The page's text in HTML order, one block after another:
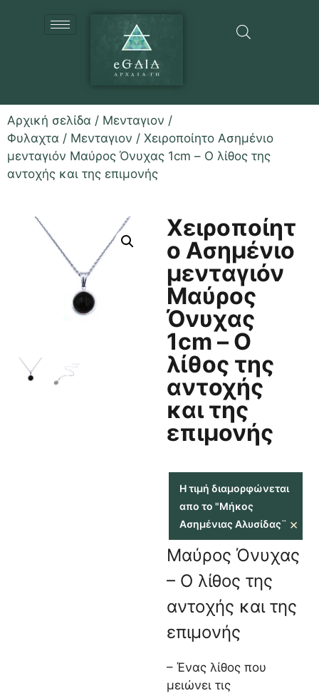
Αρχική σελίδα / Μενταγιον /
Φυλαχτα / Μενταγιον / Χειροποίητο Ασημένιο
μενταγιόν Μαύρος Όνυχας 1cm – Ο λίθος της
αντοχής και της επιμονής
Χειροποίητ
ο Ασημένιο
μενταγιόν
Μαύρος
Όνυχας
1cm – Ο
λίθος της
αντοχής
και της
επιμονής
Η τιμή διαμορφώνεται
απο το "Μήκος
Ασημένιας Αλυσίδας¨ ×
Μαύρος Όνυχας
– Ο λίθος της
αντοχής και της
επιμονής
– Ένας λίθος που
μειώνει τις